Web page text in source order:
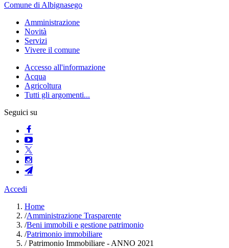
Comune di Albignasego
Amministrazione
Novità
Servizi
Vivere il comune
Accesso all'informazione
Acqua
Agricoltura
Tutti gli argomenti...
Seguici su
Accedi
Home
/Amministrazione Trasparente
/Beni immobili e gestione patrimonio
/Patrimonio immobiliare
/Patrimonio Immobiliare - ANNO 2021